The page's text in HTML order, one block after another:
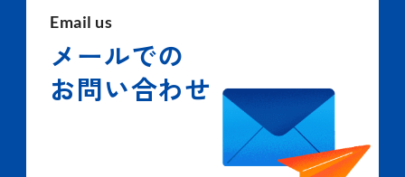
Email us
メールでの
お問い合わせ